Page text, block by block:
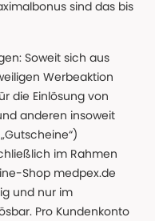
sind das bis
Soweit sich aus
Werbeaktion
die Einlösung von
anderen insoweit
im Rahmen
Shop medpex.de
und nur im
Pro Kundenkonto